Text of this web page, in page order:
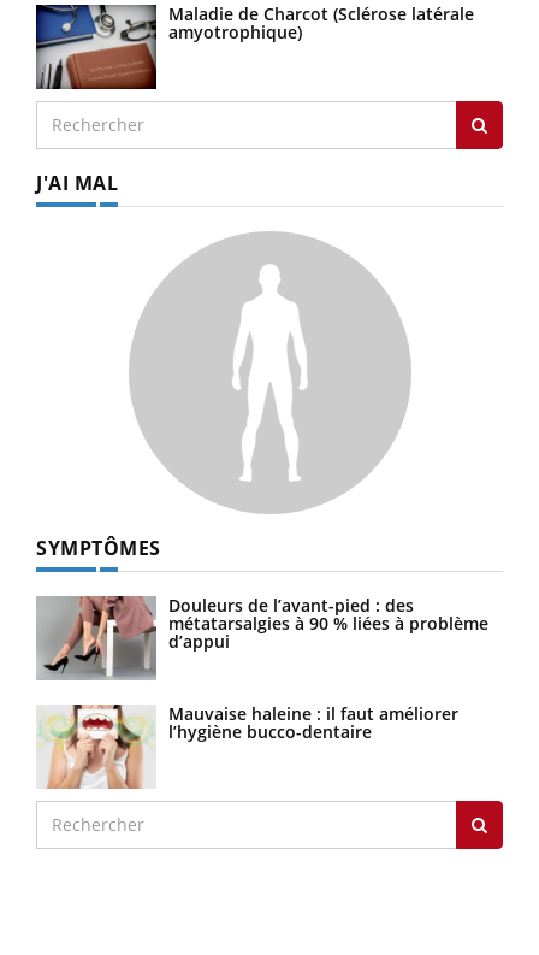
Maladie de Charcot (Sclérose latérale
amyotrophique)
J'AI MAL
SYMPTÔMES
Douleurs de l’avant-pied : des
métatarsalgies à 90 % liées à problème
d’appui
Mauvaise haleine : il faut améliorer
l’hygiène bucco-dentaire